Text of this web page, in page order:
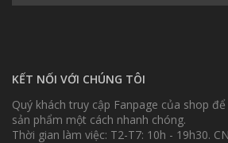
KẾT NỐI VỚI CHÚNG TÔI
Quý khách truy cập Fanpage của shop
sản phẩm một cách nhanh chóng.
Thời gian làm việc: T2-T7: 10h - 19h30.